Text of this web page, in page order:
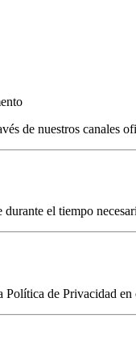
de nuestros canales
durante el tiempo
Política de Privacidad